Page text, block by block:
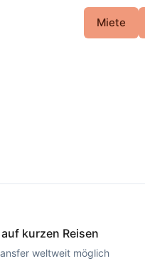
Miete
kurzen Reisen
weltweit möglich